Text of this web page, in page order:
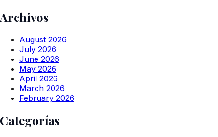
Archivos
August 2026
July 2026
June 2026
May 2026
April 2026
March 2026
February 2026
Categorías